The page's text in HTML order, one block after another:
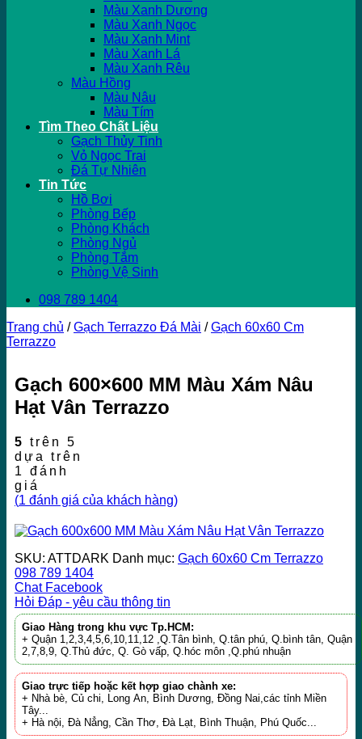
Màu Xanh Dương
Màu Xanh Ngọc
Màu Xanh Mint
Màu Xanh Lá
Màu Xanh Rêu
Màu Hồng
Màu Nâu
Màu Tím
Tìm Theo Chất Liệu
Gạch Thủy Tinh
Vỏ Ngọc Trai
Đá Tự Nhiên
Tin Tức
Hồ Bơi
Phòng Bếp
Phòng Khách
Phòng Ngủ
Phòng Tắm
Phòng Vệ Sinh
098 789 1404
Trang chủ / Gạch Terrazzo Đá Mài / Gạch 60x60 Cm
Terrazzo
Gạch 600×600 MM Màu Xám Nâu
Hạt Vân Terrazzo
5 trên 5
dựa trên
1
đánh
giá
(1 đánh giá của khách hàng)
SKU: ATTDARK Danh mục: Gạch 60x60 Cm Terrazzo
098 789 1404
Chat Facebook
Hỏi Đáp - yêu cầu thông tin
Giao Hàng trong khu vực Tp.HCM:
+ Quận 1,2,3,4,5,6,10,11,12 ,Q.Tân bình, Q.tân phú, Q.bình tân, Quận
2,7,8,9, Q.Thủ đức, Q. Gò vấp, Q.hóc môn ,Q.phú nhuận
Giao trực tiếp hoặc kết hợp giao chành xe:
+ Nhà bè, Củ chi, Long An, Bình Dương, Đồng Nai,các tỉnh Miền
Tây...
+ Hà nội, Đà Nẳng, Cần Thơ, Đà Lạt, Bình Thuận, Phú Quốc...